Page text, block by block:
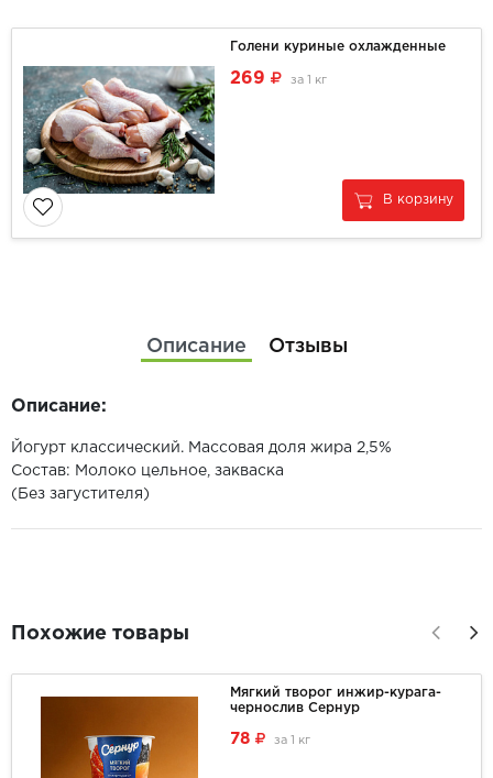
Голени куриные охлажденные
269 за 1 кг
В корзину
Описание Отзывы
Описание:
Йогурт классический. Массовая доля жира 2,5%
Состав: Молоко цельное, закваска
(Без загустителя)
Похожие товары
Мягкий творог инжир-курага-
чернослив Сернур
78 за 1 кг